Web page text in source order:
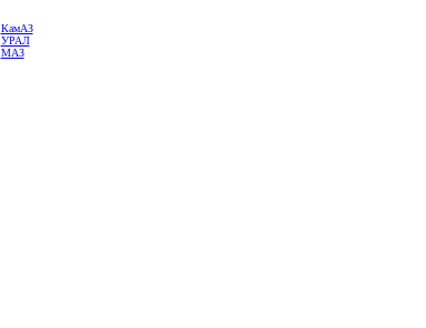
КамАЗ
УРАЛ
МАЗ